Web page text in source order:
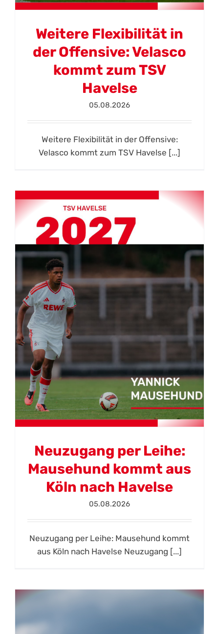
Weitere Flexibilität in
der Offensive: Velasco
kommt zum TSV
Havelse
05.08.2026
Weitere Flexibilität in der Offensive:
Velasco kommt zum TSV Havelse [...]
Neuzugang per Leihe:
Mausehund kommt aus
Köln nach Havelse
05.08.2026
Neuzugang per Leihe: Mausehund kommt
aus Köln nach Havelse Neuzugang [...]